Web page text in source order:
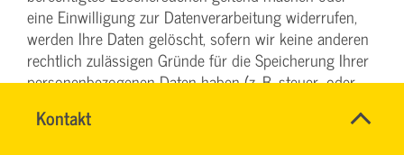
Kontakt
IHR
Name*
eine Einwilligung zur Datenverarbeitung widerrufen,
werden Ihre Daten gelöscht, sofern wir keine anderen
rechtlich zulässigen Gründe für die Speicherung Ihrer
personenbezogenen Daten haben (z. B. steuer- oder
letztgenannten Fall erfolgt die Löschung nach Fortfall